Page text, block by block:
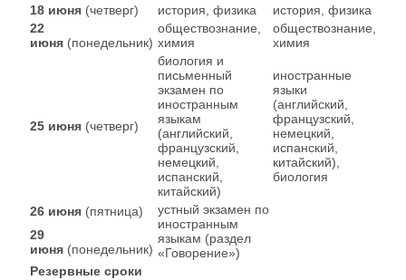
18 июня (четверг) история, физика
история, физика
22
июня (понедельник)
обществознание,
химия
обществознание,
химия
25 июня (четверг)
биология и
письменный
экзамен по
иностранным
языкам
(английский,
французский,
немецкий,
испанский,
китайский)
иностранные
языки
(английский,
французский,
немецкий,
испанский,
китайский),
биология
26 июня (пятница)
устный экзамен по
иностранным
языкам (раздел
«Говорение»)
29
июня (понедельник)
Резервные сроки